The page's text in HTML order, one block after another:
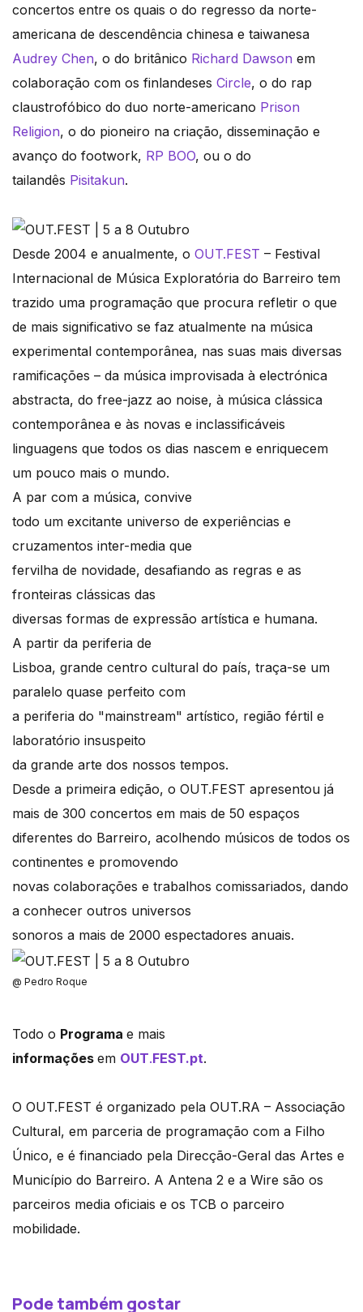
concertos entre os quais o do regresso da norte-
americana de descendência chinesa e taiwanesa
Audrey Chen, o do britânico Richard Dawson em
colaboração com os finlandeses Circle, o do rap
claustrofóbico do duo norte-americano Prison
Religion, o do pioneiro na criação, disseminação e
avanço do footwork, RP BOO, ou o do
tailandês Pisitakun.
Desde 2004 e anualmente, o OUT.FEST – Festival
Internacional de Música Exploratória do Barreiro tem
trazido uma programação que procura refletir o que
de mais significativo se faz atualmente na música
experimental contemporânea, nas suas mais diversas
ramificações – da música improvisada à electrónica
abstracta, do free-jazz ao noise, à música clássica
contemporânea e às novas e inclassificáveis
linguagens que todos os dias nascem e enriquecem
um pouco mais o mundo.
A par com a música, convive
todo um excitante universo de experiências e
cruzamentos inter-media que
fervilha de novidade, desafiando as regras e as
fronteiras clássicas das
diversas formas de expressão artística e humana.
A partir da periferia de
Lisboa, grande centro cultural do país, traça-se um
paralelo quase perfeito com
a periferia do "mainstream" artístico, região fértil e
laboratório insuspeito
da grande arte dos nossos tempos.
Desde a primeira edição, o OUT.FEST apresentou já
mais de 300 concertos em mais de 50 espaços
diferentes do Barreiro, acolhendo músicos de todos os
continentes e promovendo
novas colaborações e trabalhos comissariados, dando
a conhecer outros universos
sonoros a mais de 2000 espectadores anuais.
@ Pedro Roque
Todo o Programa e mais
informações em OUT.FEST.pt.
O OUT.FEST é organizado pela OUT.RA – Associação
Cultural, em parceria de programação com a Filho
Único, e é financiado pela Direcção-Geral das Artes e
Município do Barreiro. A Antena 2 e a Wire são os
parceiros media oficiais e os TCB o parceiro
mobilidade.
Pode também gostar